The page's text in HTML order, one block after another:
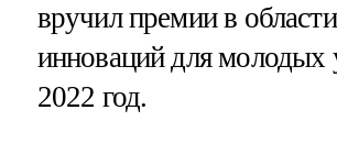
вручил премии в
инноваций для молодых
2022 год.